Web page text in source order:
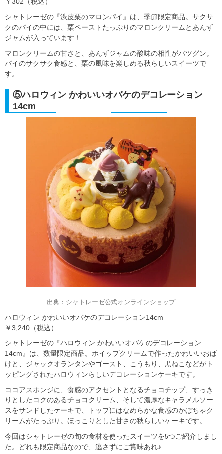
シャトレーゼの『渋皮栗のマロンパイ』は、季節限定商品。サクサ
クのパイの中には、栗ペーストたっぷりのマロンクリームとあんず
ジャムが入っています！
マロンクリームの甘さと、あんずジャムの酸味の相性がバツグン。
パイのサクサク食感と、栗の風味を楽しめる秋らしいスイーツで
す。
⑤ハロウィン かわいいオバケのデコレーション
14cm
出典：シャトレーゼ公式オンラインショップ
ハロウィン かわいいオバケのデコレーション14cm
￥3,240（税込）
シャトレーゼの『ハロウィン かわいいオバケのデコレーション
14cm』は、数量限定商品。ホイップクリームで作ったかわいいおば
けと、ジャックオランタンやゴースト、こうもり、黒ねこなどがト
ッピングされたハロウィンらしいデコレーションケーキです。
ココアスポンジに、食感のアクセントとなるチョコチップ、すっき
りとしたコクのあるチョコクリーム、そして濃厚なキャラメルソー
スをサンドしたケーキで、トップにはなめらかな食感のかぼちゃク
リームがたっぷり。ほっこりとした甘さの秋らしいケーキです。
今回はシャトレーゼの旬の食材を使ったスイーツを5つご紹介しまし
た。どれも限定商品なので、逃さずにご賞味あれ♪